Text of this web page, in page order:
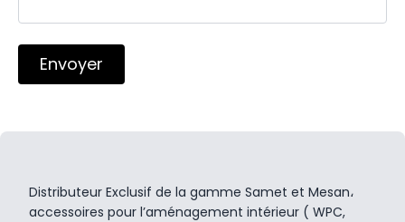
Envoyer
Distributeur Exclusif de la gamme Samet et Mesan،
accessoires pour l’aménagement intérieur ( WPC,